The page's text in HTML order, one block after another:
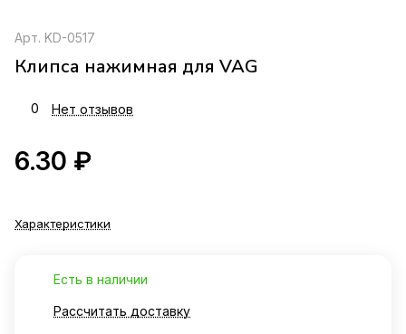
Арт. KD-0517
Клипса нажимная для VAG
0 Нет отзывов
6.30 ₽
Характеристики
Есть в наличии
Рассчитать доставку